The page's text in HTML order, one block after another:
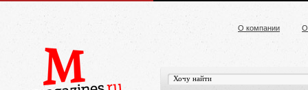
О компании